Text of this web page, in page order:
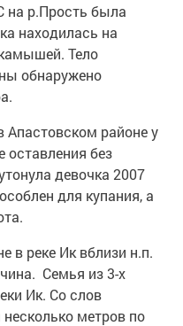
на р.Прость была
находилась на
Тело
обнаружено
Апастовском районе у
оставления без
девочка 2007
для купания, а
в реке Ик вблизи н.п.
Семья из 3-х
Ик. Со слов
метров по